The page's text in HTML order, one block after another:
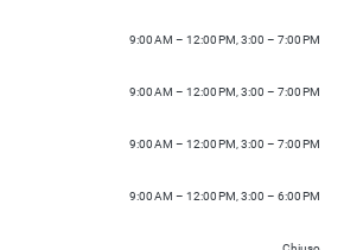
9:00 AM – 12:00 PM, 3:00 – 7:00 PM
9:00 AM – 12:00 PM, 3:00 – 7:00 PM
9:00 AM – 12:00 PM, 3:00 – 7:00 PM
9:00 AM – 12:00 PM, 3:00 – 6:00 PM